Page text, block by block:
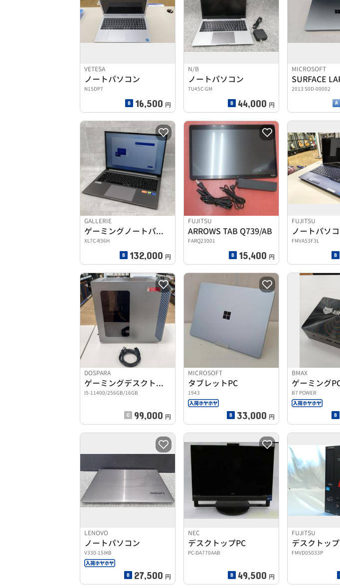
VETESA
ノートパソコン
N15DP7
16,500 円
N/B
ノートパソコン
TU45C-GM
44,000 円
MICROSOFT
SURFACE
2013 S0D-00002
GALLERIE
ゲーミングノートパソコン
XL7C-R36H
132,000 円
FUJITSU
ARROWS TAB Q739/AB
FARQ23001
15,400 円
FUJITSU
ノートパソ
FMVA53F3L
DOSPARA
ゲーミングデスクトップPC
I5-11400/256GB/16GB
99,000 円
MICROSOFT
タブレットPC
1943
33,000 円
BMAX
ゲーミング
B7 POWER
LENOVO
ノートパソコン
V330-15IKB
27,500 円
NEC
デスクトップPC
PC-DA770AAB
49,500 円
FUJITSU
デスクトッ
FMVD05033P